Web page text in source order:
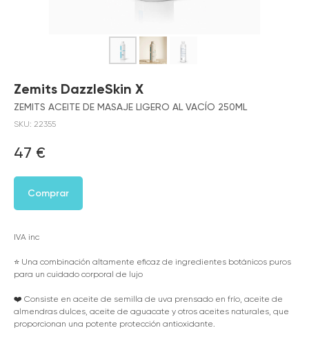
Zemits DazzleSkin X
ZEMITS ACEITE DE MASAJE LIGERO AL VACÍO 250ML
SKU: 22355
47 €
Comprar
IVA inc
⭐️ Una combinación altamente eficaz de ingredientes botánicos puros
para un cuidado corporal de lujo
❤️ Consiste en aceite de semilla de uva prensado en frío, aceite de
almendras dulces, aceite de aguacate y otros aceites naturales, que
proporcionan una potente protección antioxidante.